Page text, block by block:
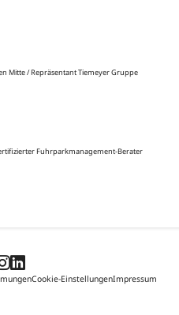
Mitte / Repräsentant Tiemeyer Gruppe
Fuhrparkmanagement-Berater
Cookie-EinstellungenImpressum